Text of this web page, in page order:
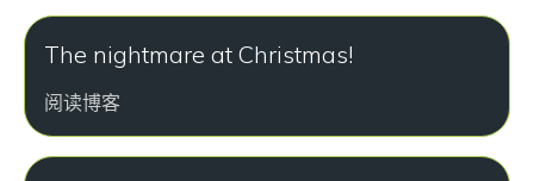
The nightmare at Christmas!
阅读博客